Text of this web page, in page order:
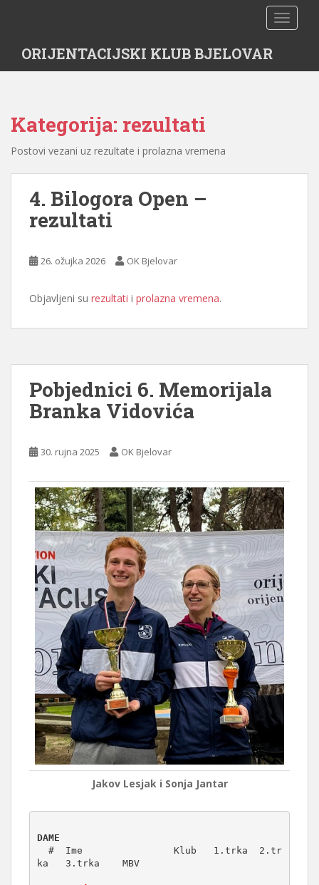
t
ORIJENTACIJSKI KLUB BJELOVAR
Kategorija: rezultati
Postovi vezani uz rezultate i prolazna vremena
4. Bilogora Open –
rezultati
26. ožujka 2026 OK Bjelovar
Objavljeni su rezultati i prolazna vremena.
Pobjednici 6. Memorijala
Branka Vidovića
30. rujna 2025 OK Bjelovar
Jakov Lesjak i Sonja Jantar
DAME
ka   3.trka    MBV